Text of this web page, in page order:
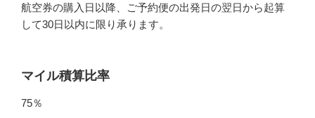
航空券の購入日以降、ご予約便の出発日の翌日から起算
して30日以内に限り承ります。
マイル積算比率
75％